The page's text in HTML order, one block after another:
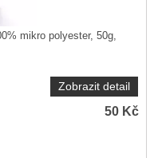
mikro polyester, 50g,
Zobrazit detail
50 Kč